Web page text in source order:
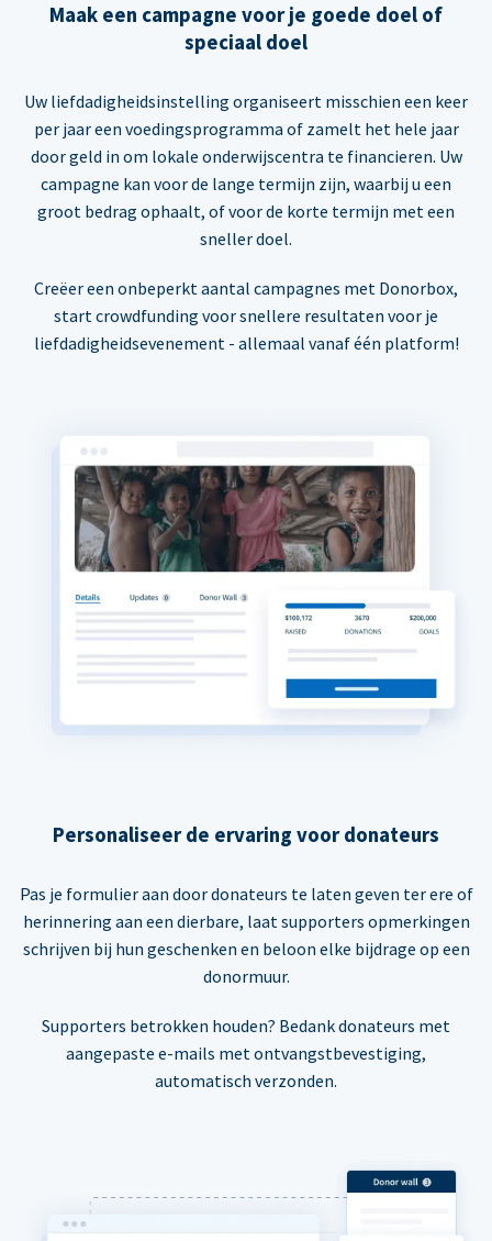
Maak een campagne voor je goede doel of
speciaal doel
Uw liefdadigheidsinstelling organiseert misschien een keer
per jaar een voedingsprogramma of zamelt het hele jaar
door geld in om lokale onderwijscentra te financieren. Uw
campagne kan voor de lange termijn zijn, waarbij u een
groot bedrag ophaalt, of voor de korte termijn met een
sneller doel.
Creëer een onbeperkt aantal campagnes met Donorbox,
start crowdfunding voor snellere resultaten voor je
liefdadigheidsevenement - allemaal vanaf één platform!
Personaliseer de ervaring voor donateurs
Pas je formulier aan door donateurs te laten geven ter ere of
herinnering aan een dierbare, laat supporters opmerkingen
schrijven bij hun geschenken en beloon elke bijdrage op een
donormuur.
Supporters betrokken houden? Bedank donateurs met
aangepaste e-mails met ontvangstbevestiging,
automatisch verzonden.